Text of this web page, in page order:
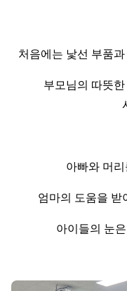
처음에는 낯선 부품
부모님의 따뜻
아빠와 머
엄마의 도움을 받
아이들의 눈